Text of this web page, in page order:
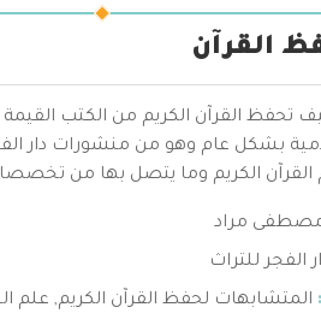
القرآن
تحفظ القرآن الكريم من الكتب
بشكل عام وهو من منشورات دار
القرآن الكريم وما يتصل بها من
مراد
الفجر للتراث
المتشابهات لحفظ القرآن الكريم, علم